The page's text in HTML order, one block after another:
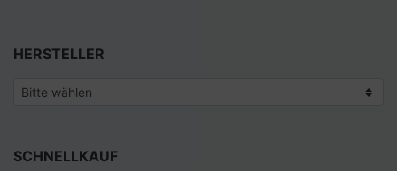
HERSTELLER
SCHNELLKAUF